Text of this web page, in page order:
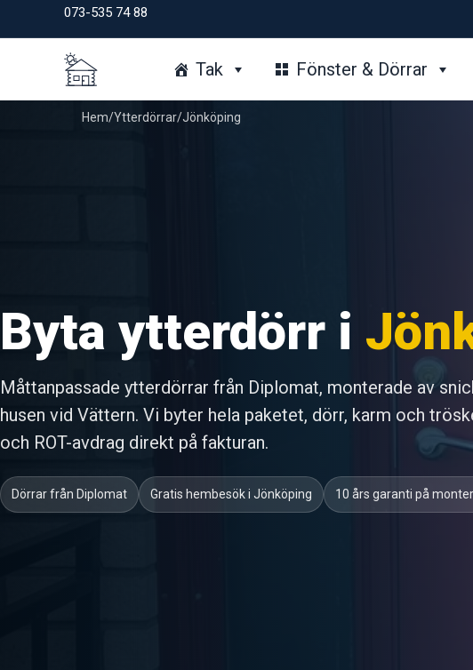
till
073-535 74 88
Tak Fönster & Dörrar
Hem/Ytterdörrar/Jönköping
Byta ytterdörr i
Måttanpassade ytterdörrar från Diplomat, monterade av
husen vid Vättern. Vi byter hela paketet, dörr, karm och
och ROT-avdrag direkt på fakturan.
Dörrar från Diplomat Gratis hembesök i Jönköping 10 års garanti på